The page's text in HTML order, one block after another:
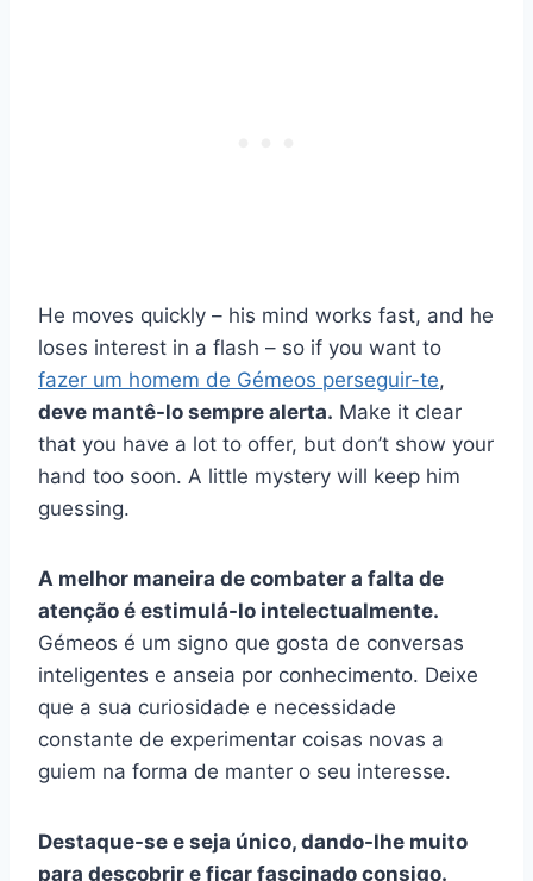
He moves quickly – his mind works fast, and he
loses interest in a flash – so if you want to
fazer um homem de Gémeos perseguir-te,
deve mantê-lo sempre alerta. Make it clear
that you have a lot to offer, but don’t show your
hand too soon. A little mystery will keep him
guessing.
A melhor maneira de combater a falta de
atenção é estimulá-lo intelectualmente.
Gémeos é um signo que gosta de conversas
inteligentes e anseia por conhecimento. Deixe
que a sua curiosidade e necessidade
constante de experimentar coisas novas a
guiem na forma de manter o seu interesse.
Destaque-se e seja único, dando-lhe muito
para descobrir e ficar fascinado consigo.